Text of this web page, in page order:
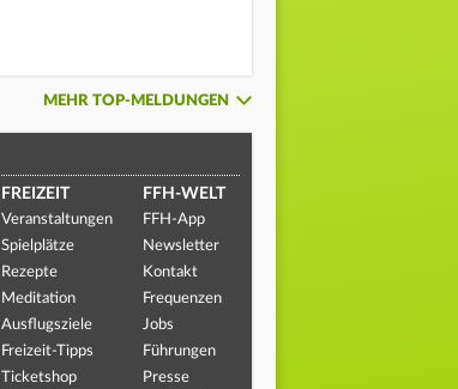
MEHR TOP-MELDUNGEN
FREIZEIT
Veranstaltungen
Spielplätze
Rezepte
Meditation
Ausflugsziele
Freizeit-Tipps
Ticketshop
FFH-WELT
FFH-App
Newsletter
Kontakt
Frequenzen
Jobs
Führungen
Presse